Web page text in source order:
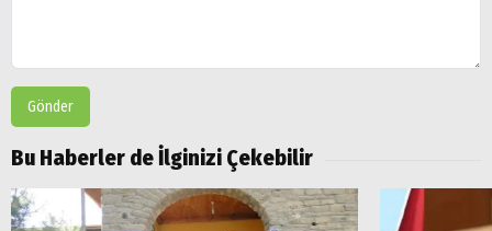
Gönder
Bu Haberler de İlginizi Çekebilir